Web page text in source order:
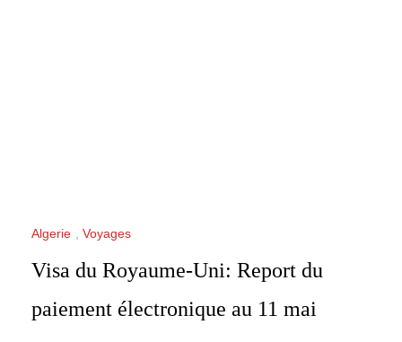
Algerie , Voyages
Visa du Royaume-Uni: Report du
paiement électronique au 11 mai